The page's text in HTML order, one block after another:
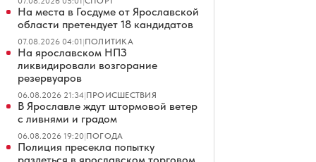
На места в Госдуме от Ярославской
области претендует 18 кандидатов
07.08.2026 04:01|ПОЛИТИКА
На ярославском НПЗ
ликвидировали возгорание
резервуаров
06.08.2026 21:34|ПРОИСШЕСТВИЯ
В Ярославле ждут штормовой ветер
с ливнями и градом
06.08.2026 19:20|ПОГОДА
Полиция пресекла попытку